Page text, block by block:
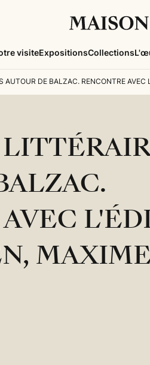
visiteExpositionsCollections
AUTOUR DE BALZAC. RENCONTRE AVEC